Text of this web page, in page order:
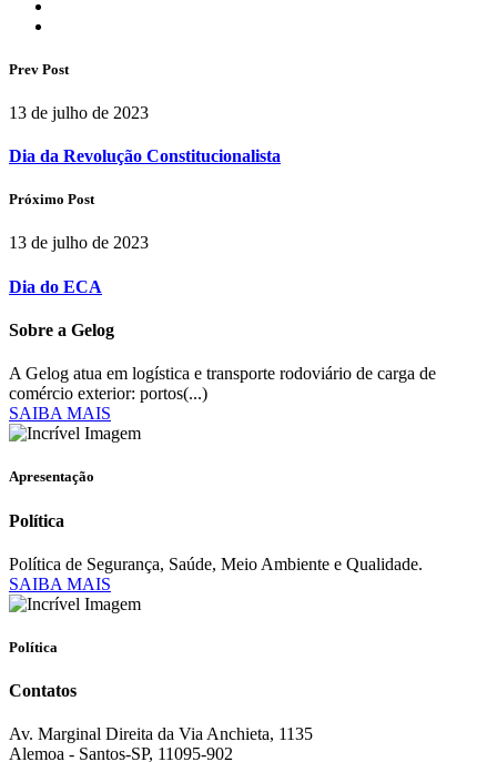
Prev Post
13 de julho de 2023
Dia da Revolução Constitucionalista
Próximo Post
13 de julho de 2023
Dia do ECA
Sobre a Gelog
A Gelog atua em logística e transporte rodoviário de carga de
comércio exterior: portos(...)
SAIBA MAIS
Apresentação
Política
Política de Segurança, Saúde, Meio Ambiente e Qualidade.
SAIBA MAIS
Política
Contatos
Av. Marginal Direita da Via Anchieta, 1135
Alemoa - Santos-SP, 11095-902